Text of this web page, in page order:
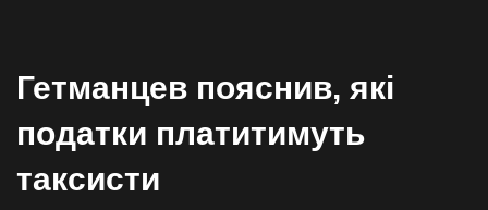
Гетманцев пояснив, які
податки платитимуть
таксисти